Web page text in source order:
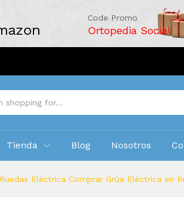
Code Promo
Ortopedia Social
Tienda Blog Nosotros
Eléctrica Comprar Grúa Eléctrica en